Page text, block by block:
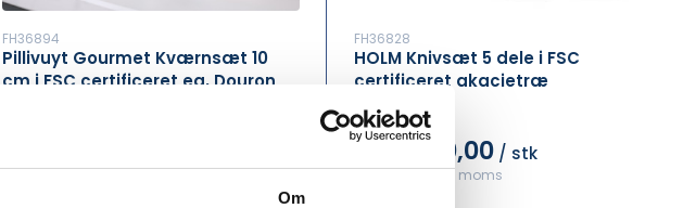
Om
FH36894
Pillivuyt Gourmet Kværnsæt 10
cm i FSC certificeret eg, Douron
DKK 375,00 inkl. moms
FH36828
HOLM Knivsæt 5 dele i FSC
certificeret akacietræ
DKK 400,00 / stk
DKK 500,00 inkl. moms